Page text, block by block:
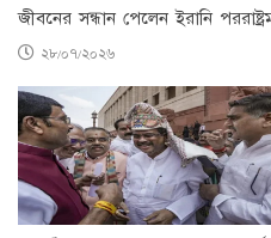
জীবনের সন্ধান পেলেন ইরানি
২৮/০৭/২০২৬